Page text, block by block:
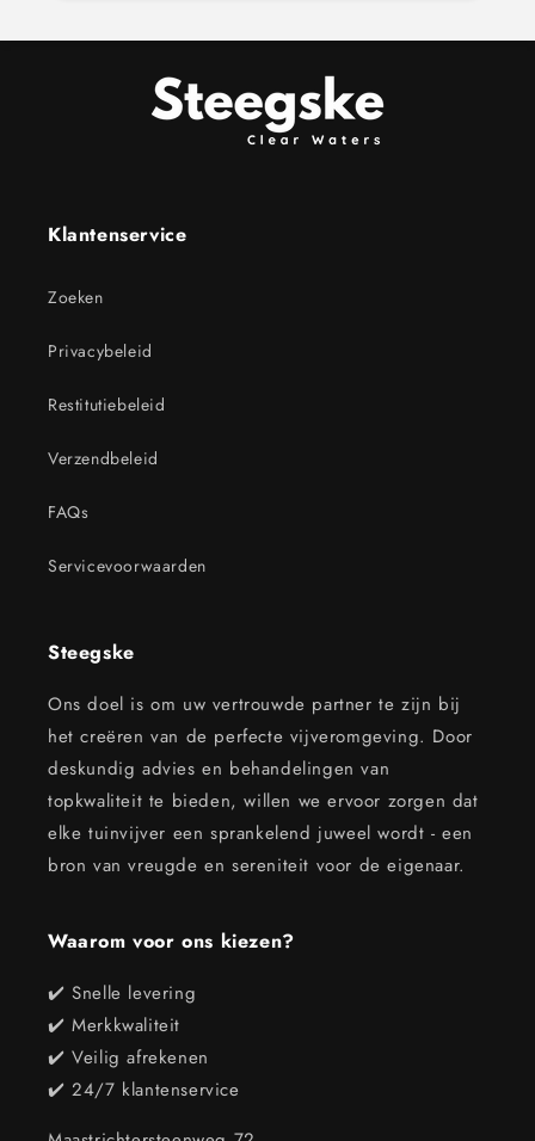
Klantenservice
Zoeken
Privacybeleid
Restitutiebeleid
Verzendbeleid
FAQs
Servicevoorwaarden
Steegske
Ons doel is om uw vertrouwde partner te zijn bij
het creëren van de perfecte vijveromgeving. Door
deskundig advies en behandelingen van
topkwaliteit te bieden, willen we ervoor zorgen dat
elke tuinvijver een sprankelend juweel wordt - een
bron van vreugde en sereniteit voor de eigenaar.
Waarom voor ons kiezen?
✔️ Snelle levering
✔️ Merkkwaliteit
✔️ Veilig afrekenen
✔️ 24/7 klantenservice